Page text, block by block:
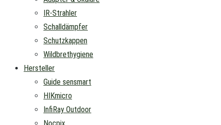
IR-Strahler
Schalldämpfer
Schutzkappen
Wildbrethygiene
Hersteller
Guide sensmart
HIKmicro
InfiRay Outdoor